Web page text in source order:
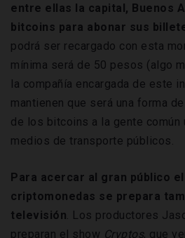
entre ellas la capital, Buenos
bitcoins para abonar sus
podrá ser recargado con esta
mínima será de 50 pesos (algo
la compañía encargada de este
mantienen que será una forma
de los bitcoins a la gente común
medios de transporte públicos.
Para acercar al gran público
criptomonedas se prepara
televisión. Los productores
preparan el show Cryptos, que